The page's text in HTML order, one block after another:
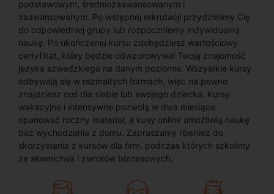
podstawowym, średniozaawansowanym i
zaawansowanym. Po wstępnej rekrutacji przydzielimy Cię
do odpowiedniej grupy lub rozpoczniemy indywidualną
naukę. Po ukończeniu kursu zdobędziesz wartościowy
certyfikat, który będzie odwzorowywał Twoją znajomość
języka szwedzkiego na danym poziomie. Wszystkie kursy
odbywają się w rozmaitych formach, więc na pewno
znajdziesz coś dla siebie lub swojego dziecka. Kursy
wakacyjne i intensywne pozwolą w dwa miesiące
opanować roczny materiał, a kusy online umożliwią naukę
bez wychodzenia z domu. Zapraszamy również do
skorzystania z kursów dla firm, podczas których szkolimy
ze słownictwa i zwrotów biznesowych.